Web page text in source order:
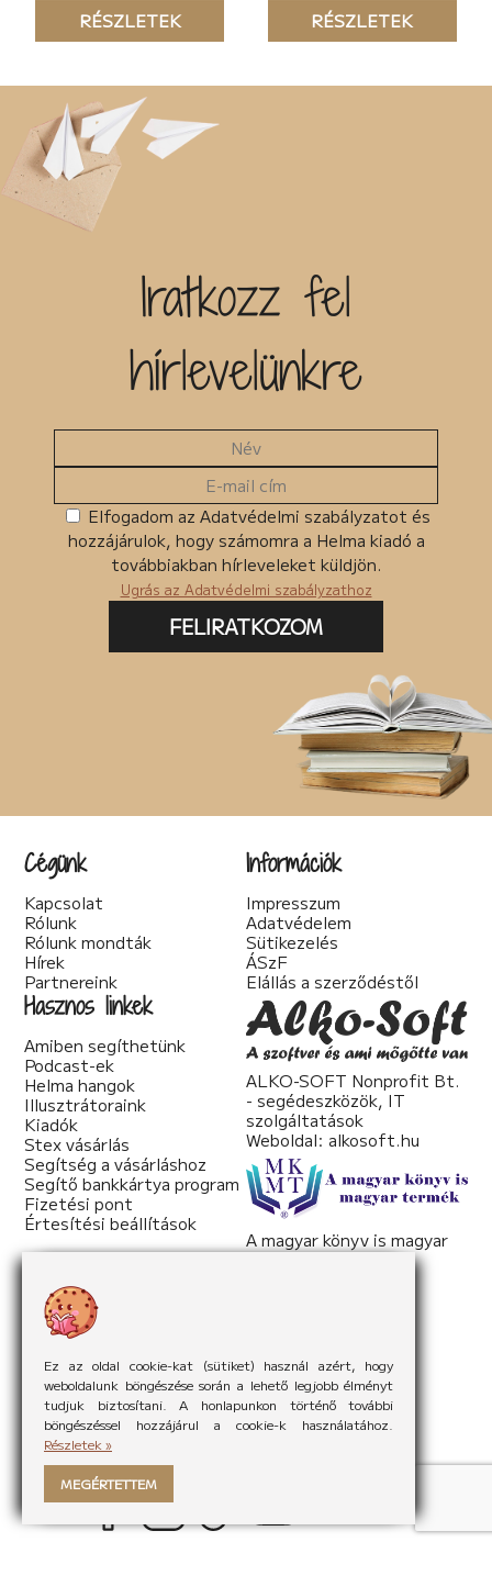
Ez az oldal cookie-kat (sütiket) használ azért, hogy
weboldalunk böngészése során a lehető legjobb élményt
tudjuk biztosítani. A honlapunkon történő további
böngészéssel hozzájárul a cookie-k használatához.
Részletek »
MEGÉRTETTEM
RÉSZLETEK
RÉSZLETEK
Iratkozz fel
hírlevelünkre
Elfogadom az Adatvédelmi szabályzatot és
hozzájárulok, hogy számomra a Helma kiadó a
továbbiakban hírleveleket küldjön.
Ugrás az Adatvédelmi szabályzathoz
FELIRATKOZOM
Cégünk
Kapcsolat
Rólunk
Rólunk mondták
Hírek
Partnereink
Információk
Impresszum
Adatvédelem
Sütikezelés
ÁSzF
Elállás a szerződéstől
Hasznos linkek
Amiben segíthetünk
Podcast-ek
Helma hangok
Illusztrátoraink
Kiadók
Stex vásárlás
Segítség a vásárláshoz
Segítő bankkártya program
Fizetési pont
Értesítési beállítások
ALKO-SOFT Nonprofit Bt.
- segédeszközök, IT
szolgáltatások
Weboldal: alkosoft.hu
A magyar könyv is magyar
termék